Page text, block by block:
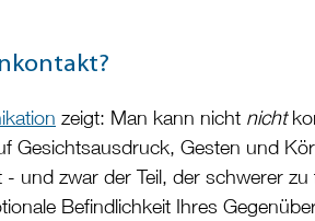
zeigt: Man kann nicht nicht
Gesichtsausdruck, Gesten und
und zwar der Teil, der schwerer
Befindlichkeit Ihres